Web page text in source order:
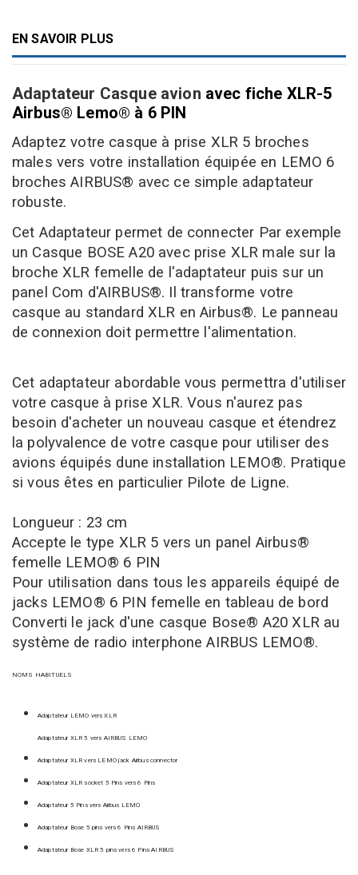
EN SAVOIR PLUS
Adaptateur Casque avion avec fiche XLR-5
Airbus® Lemo® à 6 PIN
Adaptez votre casque à prise XLR 5 broches
males vers votre installation équipée en LEMO 6
broches AIRBUS® avec ce simple adaptateur
robuste.
Cet Adaptateur permet de connecter Par exemple
un Casque BOSE A20 avec prise XLR male sur la
broche XLR femelle de l'adaptateur puis sur un
panel Com d'AIRBUS®. Il transforme votre
casque au standard XLR en Airbus®. Le panneau
de connexion doit permettre l'alimentation.
Cet adaptateur abordable vous permettra d'utiliser
votre casque à prise XLR. Vous n'aurez pas
besoin d'acheter un nouveau casque et étendrez
la polyvalence de votre casque pour utiliser des
avions équipés dune installation LEMO®. Pratique
si vous êtes en particulier Pilote de Ligne.
Longueur : 23 cm
Accepte le type XLR 5 vers un panel Airbus®
femelle LEMO® 6 PIN
Pour utilisation dans tous les appareils équipé de
jacks LEMO® 6 PIN femelle en tableau de bord
Converti le jack d'une casque Bose® A20 XLR au
système de radio interphone AIRBUS LEMO®.
NOMS HABITUELS
Adaptateur LEMO vers XLR
Adaptateur XLR 5 vers AIRBUS LEMO
Adaptateur XLR vers LEMO jack Airbus connector
Adaptateur XLR socket 5 Pins vers 6 Pins
Adaptateur 5 Pins vers Airbus LEMO
Adaptateur Bose 5 pins vers 6 Pins AIRBUS
Adaptateur Bose XLR 5 pins vers 6 Pins AIRBUS